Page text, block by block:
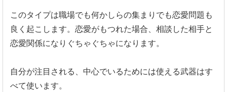
このタイプは職場でも何かしらの集まりでも恋愛問題も
良く起こし ます。恋愛がもつれた場合、 相談した相手と
恋愛関係になりぐちゃぐちゃになります。
自分が注目される、 中心でいるためには使える武器はす
べて使います。